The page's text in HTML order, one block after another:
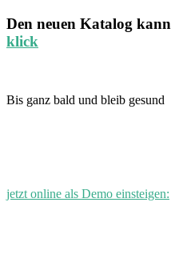
Den neuen Katalog
klick
Bis ganz bald und bleib gesund
jetzt online als Demo einsteigen: